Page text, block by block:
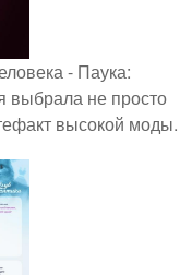
- Паука:
не просто
высокой моды.